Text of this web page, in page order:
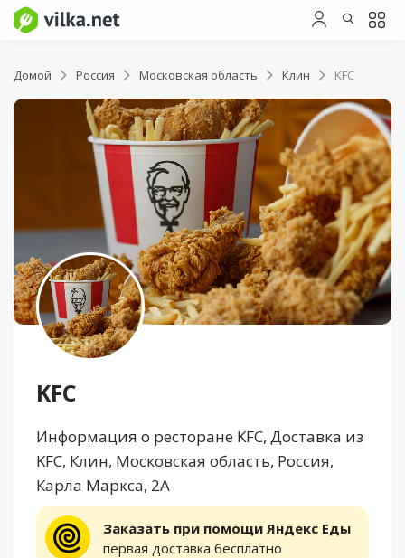
Домой Россия Московская область Клин KFC
KFC
Информация о ресторане KFC, Доставка из
KFC, Клин, Московская область, Россия,
Карла Маркса, 2А
Заказать при помощи Яндекс Еды
первая доставка бесплатно